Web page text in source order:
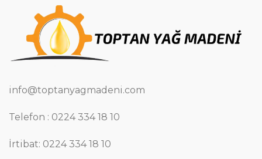
info@toptanyagmadeni.com
Telefon : 0224 334 18 10
İrtibat: 0224 334 18 10